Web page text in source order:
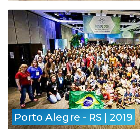
Porto Alegre - RS | 2019